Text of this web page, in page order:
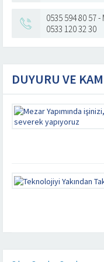
Devamını Oku
0535 594 80 57
0533 120 32 30
DUYURU VE